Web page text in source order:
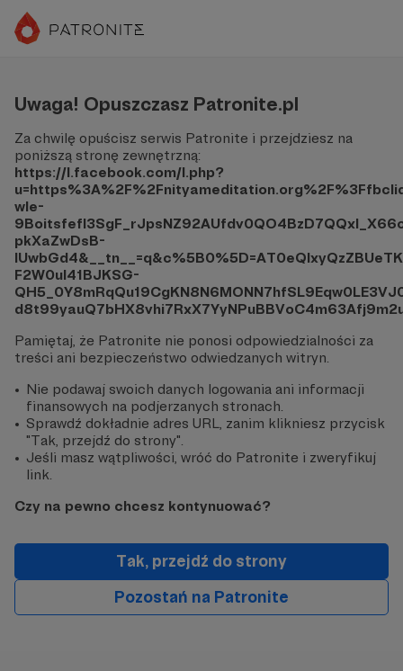
Uwaga! Opuszczasz Patronite.pl
Za chwilę opuścisz serwis Patronite i przejdziesz na
poniższą stronę zewnętrzną:
https://l.facebook.com/l.php?
wle-
pkXaZwDsB-
F2W0uI41BJKSG-
Pamiętaj, że Patronite nie ponosi odpowiedzialności za
treści ani bezpieczeństwo odwiedzanych witryn.
Nie podawaj swoich danych logowania ani informacji
finansowych na podjerzanych stronach.
Sprawdź dokładnie adres URL, zanim klikniesz przycisk
"Tak, przejdź do strony".
Jeśli masz wątpliwości, wróć do Patronite i zweryfikuj
link.
Czy na pewno chcesz kontynuować?
Tak, przejdź do strony
Pozostań na Patronite